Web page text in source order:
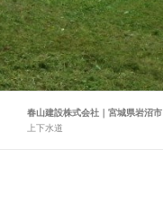
春山建設株式会社｜宮城県岩沼市
上下水道